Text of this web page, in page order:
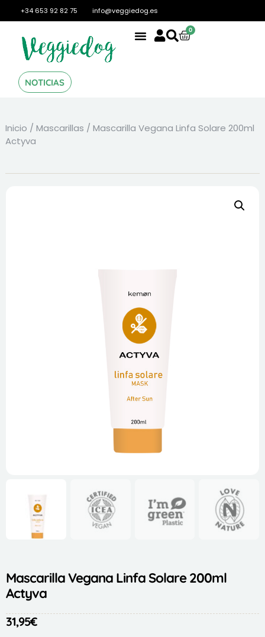
+34 653 92 82 75 info@veggiedog.es
0
NOTICIAS
Inicio / Mascarillas / Mascarilla Vegana Linfa Solare 200ml
Actyva
Mascarilla Vegana Linfa Solare 200ml
Actyva
31,95€